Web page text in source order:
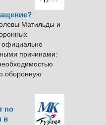
Матильды и
официально
причинами:
оборонную
по
в